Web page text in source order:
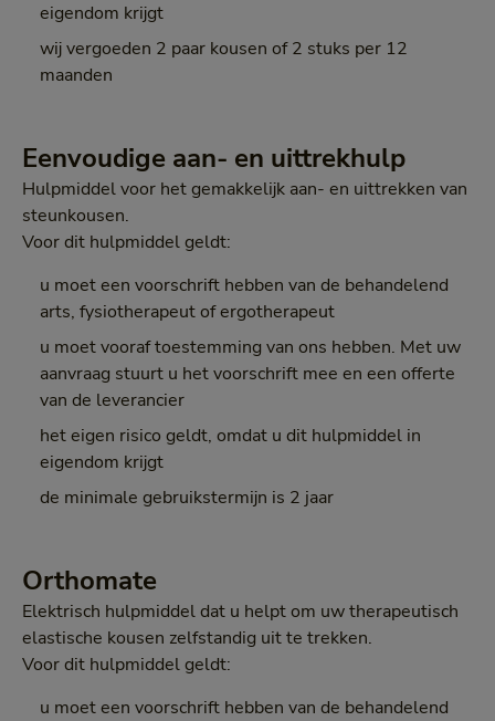
eigendom krijgt
wij vergoeden 2 paar kousen of 2 stuks per 12
maanden
Eenvoudige aan- en uittrekhulp
Hulpmiddel voor het gemakkelijk aan- en uittrekken van
steunkousen.
Voor dit hulpmiddel geldt:
u moet een voorschrift hebben van de behandelend
arts, fysiotherapeut of ergotherapeut
u moet vooraf toestemming van ons hebben. Met uw
aanvraag stuurt u het voorschrift mee en een offerte
van de leverancier
het eigen risico geldt, omdat u dit hulpmiddel in
eigendom krijgt
de minimale gebruikstermijn is 2 jaar
Orthomate
Elektrisch hulpmiddel dat u helpt om uw therapeutisch
elastische kousen zelfstandig uit te trekken.
Voor dit hulpmiddel geldt:
u moet een voorschrift hebben van de behandelend